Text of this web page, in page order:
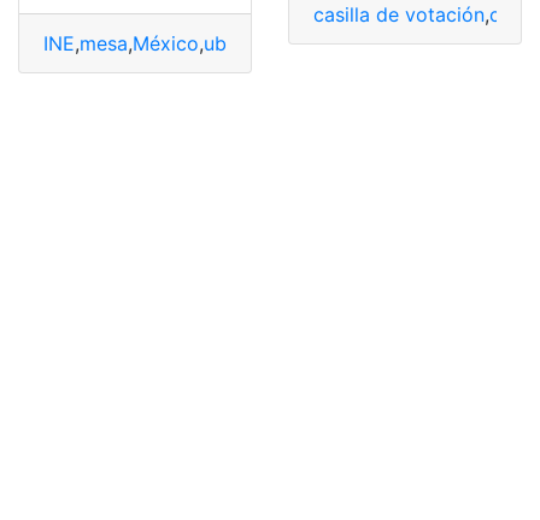
INE,mesa,México,ubicación,votaciones,votos
casilla de votación,